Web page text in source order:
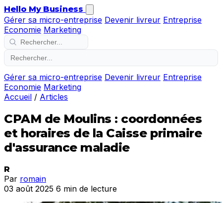
Hello My Business
Gérer sa micro-entreprise Devenir livreur Entreprise
Economie Marketing
Gérer sa micro-entreprise Devenir livreur Entreprise
Economie Marketing
Accueil / Articles
CPAM de Moulins : coordonnées
et horaires de la Caisse primaire
d'assurance maladie
R
Par romain
03 août 2025 6 min de lecture